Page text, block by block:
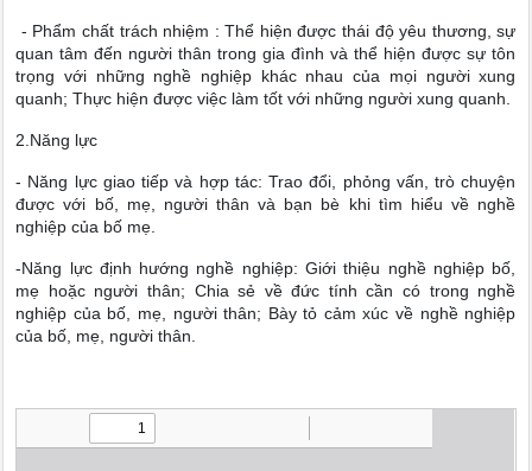
- Phẩm chất trách nhiệm : Thể hiện được thái độ yêu thương, sự
quan tâm đến người thân trong gia đình và thể hiện được sự tôn
trọng với những nghề nghiệp khác nhau của mọi người xung
quanh; Thực hiện được việc làm tốt với những người xung quanh.
2.Năng lực
- Năng lực giao tiếp và hợp tác: Trao đổi, phỏng vấn, trò chuyện
được với bố, mẹ, người thân và bạn bè khi tìm hiểu về nghề
nghiệp của bố mẹ.
-Năng lực định hướng nghề nghiệp: Giới thiệu nghề nghiệp bố,
mẹ hoặc người thân; Chia sẻ về đức tính cần có trong nghề
nghiệp của bố, mẹ, người thân; Bày tỏ cảm xúc về nghề nghiệp
của bố, mẹ, người thân.